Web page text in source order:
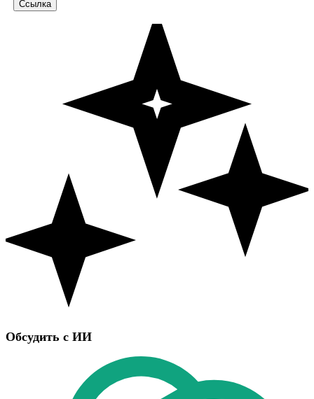
Ссылка
Обсудить с ИИ